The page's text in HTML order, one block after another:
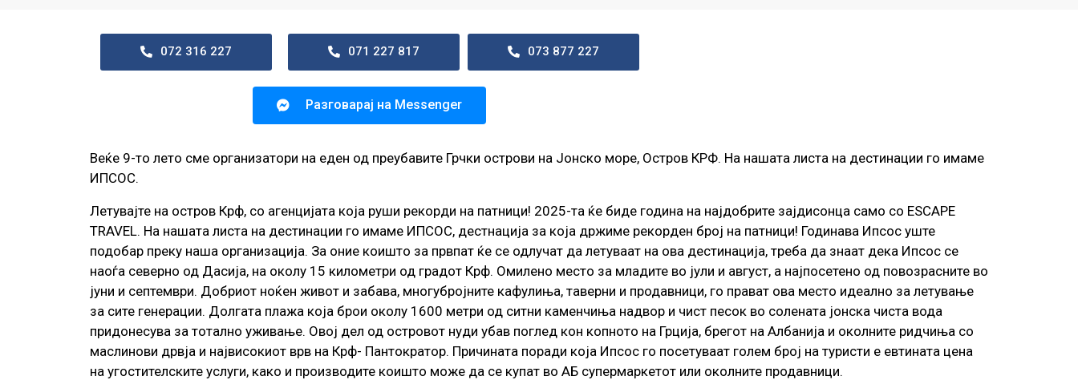
072 316 227 071 227 817 073 877 227
Разговарај на Messenger
Веќе 9-то лето сме организатори на еден од преубавите Грчки острови на Јонско море, Остров КРФ. На нашата листа на дестинации го имаме
ИПСОС.
Летувајте на остров Крф, со агенцијата која руши рекорди на патници! 2025-та ќе биде година на најдобрите зајдисонца само со ESCAPE
TRAVEL. На нашата листа на дестинации го имаме ИПСОС, дестнација за која држиме рекорден број на патници! Годинава Ипсос уште
подобар преку наша организација. За оние коишто за првпат ќе се одлучат да летуваат на ова дестинација, треба да знаат дека Ипсос се
наоѓа северно од Дасија, на околу 15 километри од градот Крф. Омилено место за младите во јули и август, а најпосетено од повозрасните во
јуни и септември. Добриот ноќен живот и забава, многубројните кафулиња, таверни и продавници, го прават ова место идеално за летување
за сите генерации. Долгата плажа која брои околу 1600 метри од ситни каменчиња надвор и чист песок во солената јонска чиста вода
придонесува за тотално уживање. Овој дел од островот нуди убав поглед кон копното на Грција, брегот на Албанија и околните ридчиња со
маслинови дрвја и највисокиот врв на Крф- Пантократор. Причината поради која Ипсос го посетуваат голем број на туристи е евтината цена
на угостителските услуги, како и производите коишто може да се купат во АБ супермаркетот или околните продавници.